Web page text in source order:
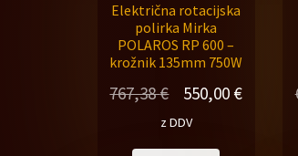
Električna rotacijska
polirka Mirka
POLAROS RP 600 –
krožnik 135mm 750W
767,38€
Izvirna
cena
je
550,00€
z DDV